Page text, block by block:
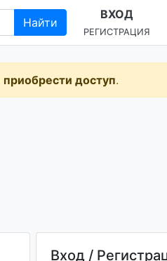
Найти
ВХОД
РЕГИСТРАЦИЯ
приобрести доступ.
Вход /